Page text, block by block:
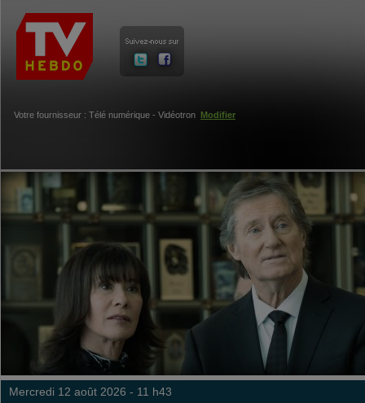
Votre fournisseur : Télé numérique - Vidéotron Modifier
mercredi 12 août 2026 - 11 h43